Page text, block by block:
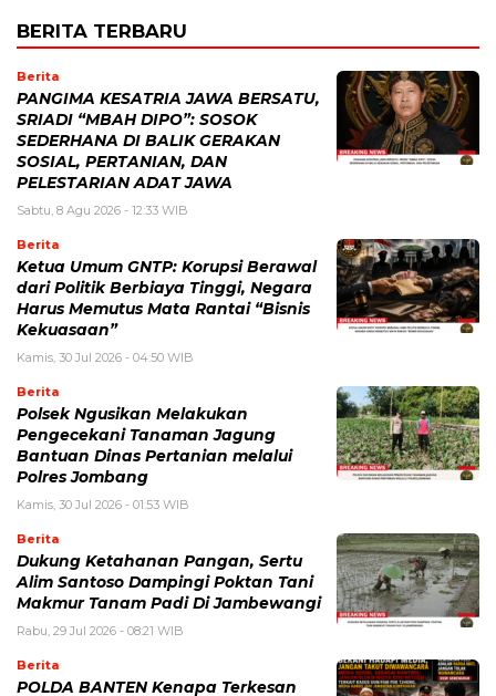
BERITA TERBARU
Berita
PANGIMA KESATRIA JAWA BERSATU,
SRIADI “MBAH DIPO”: SOSOK
SEDERHANA DI BALIK GERAKAN
SOSIAL, PERTANIAN, DAN
PELESTARIAN ADAT JAWA
Sabtu, 8 Agu 2026 - 12:33 WIB
Berita
Ketua Umum GNTP: Korupsi Berawal
dari Politik Berbiaya Tinggi, Negara
Harus Memutus Mata Rantai “Bisnis
Kekuasaan”
Kamis, 30 Jul 2026 - 04:50 WIB
Berita
Polsek Ngusikan Melakukan
Pengecekani Tanaman Jagung
Bantuan Dinas Pertanian melalui
Polres Jombang
Kamis, 30 Jul 2026 - 01:53 WIB
Berita
Dukung Ketahanan Pangan, Sertu
Alim Santoso Dampingi Poktan Tani
Makmur Tanam Padi Di Jambewangi
Rabu, 29 Jul 2026 - 08:21 WIB
Berita
POLDA BANTEN Kenapa Terkesan